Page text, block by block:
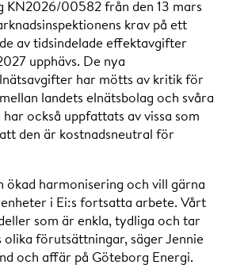
KN2026/00582 från den 13 mars
krav på ett
av tidsindelade effektavgifter
upphävs. De nya
har mötts av kritik för
landets elnätsbolag och svåra
också uppfattats av vissa som
den är kostnadsneutral för
ökad harmonisering och vill gärna
i Ei:s fortsatta arbete. Vårt
som är enkla, tydliga och tar
olika förutsättningar, säger Jennie
och affär på Göteborg Energi.